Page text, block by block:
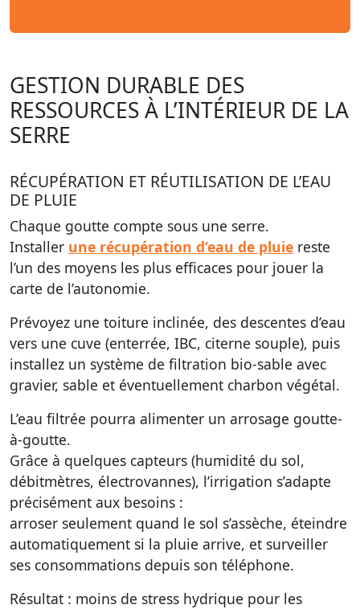
GESTION DURABLE DES
RESSOURCES À L’INTÉRIEUR DE LA
SERRE
RÉCUPÉRATION ET RÉUTILISATION DE L’EAU
DE PLUIE
Chaque goutte compte sous une serre.
Installer une récupération d’eau de pluie reste
l’un des moyens les plus efficaces pour jouer la
carte de l’autonomie.
Prévoyez une toiture inclinée, des descentes d’eau
vers une cuve (enterrée, IBC, citerne souple), puis
installez un système de filtration bio-sable avec
gravier, sable et éventuellement charbon végétal.
L’eau filtrée pourra alimenter un arrosage goutte-
à-goutte.
Grâce à quelques capteurs (humidité du sol,
débitmètres, électrovannes), l’irrigation s’adapte
précisément aux besoins :
arroser seulement quand le sol s’assèche, éteindre
automatiquement si la pluie arrive, et surveiller
ses consommations depuis son téléphone.
Résultat : moins de stress hydrique pour les